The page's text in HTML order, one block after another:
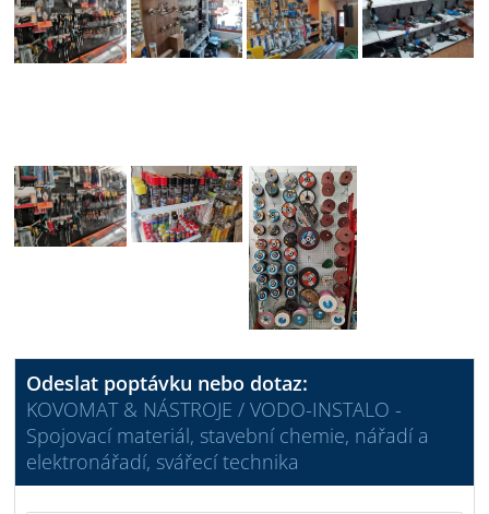
Odeslat poptávku nebo dotaz:
KOVOMAT & NÁSTROJE / VODO-INSTALO -
Spojovací materiál, stavební chemie, nářadí a
elektronářadí, svářecí technika